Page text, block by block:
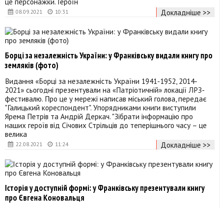
08.09.2021 10:31
Докладніше >>
22.08.2021 11:24
Борці за незалежність України: у Франківську видали книгу про
земляків (фото)
Видання «Борці за незалежність України 1941-1952, 2014-
2021» сьогодні презентували на «Патріотичній» локації ЛРЗ-
фестивалю. Про це у мережі написав міський голова, передає
"Галицький кореспондент". Упорядниками книги виступили
Ярема Петрів та Андрій Деркач. "Зібрати інформацію про
наших героїв від Січових Стрільців до теперішнього часу – це
велика
Докладніше >>
Історія у доступній формі: у Франківську презентували книгу
про Євгена Коновальця